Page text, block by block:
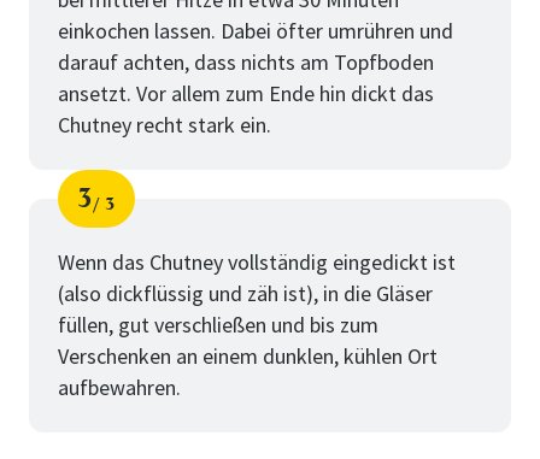
einkochen lassen. Dabei öfter umrühren und
darauf achten, dass nichts am Topfboden
ansetzt. Vor allem zum Ende hin dickt das
Chutney recht stark ein.
Schritt
3
von
3
Wenn das Chutney vollständig eingedickt ist
(also dickflüssig und zäh ist), in die Gläser
füllen, gut verschließen und bis zum
Verschenken an einem dunklen, kühlen Ort
aufbewahren.